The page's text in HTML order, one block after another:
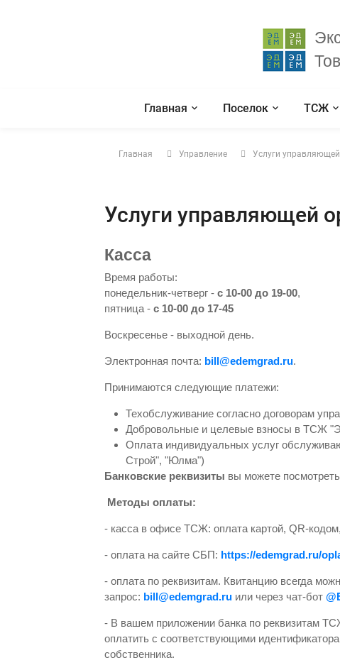
Главная Поселок ТСЖ
Главная Управление Услуги
Услуги управляющей
Касса
Время работы:
понедельник-четверг - с 10-00 до 19-00,
пятница - с 10-00 до 17-45
Воскресенье - выходной день.
Электронная почта: bill@edemgrad.ru.
Принимаются следующие платежи:
Техобслуживание согласно договорам
Добровольные и целевые взносы в ТСЖ
Оплата индивидуальных услуг
Строй", "Юлма")
Банковские реквизиты вы можете посмотреть
Методы оплаты:
- касса в офисе ТСЖ: оплата картой, QR-
- оплата на сайте СБП: https://edemgrad.ru/
- оплата по реквизитам. Квитанцию всегда
запрос: bill@edemgrad.ru или через чат-бот
- В вашем приложении банка по реквизитам
оплатить с соответствующими
собственника.